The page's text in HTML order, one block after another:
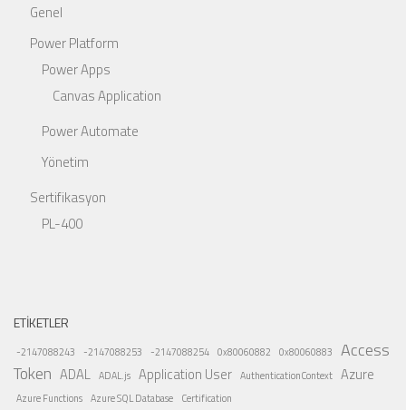
Genel
Power Platform
Power Apps
Canvas Application
Power Automate
Yönetim
Sertifikasyon
PL-400
ETIKETLER
-2147088243 -2147088253 -2147088254 0x80060882 0x80060883
Access
Token ADAL ADAL.js Application User AuthenticationContext Azure
Azure Functions Azure SQL Database
Certification